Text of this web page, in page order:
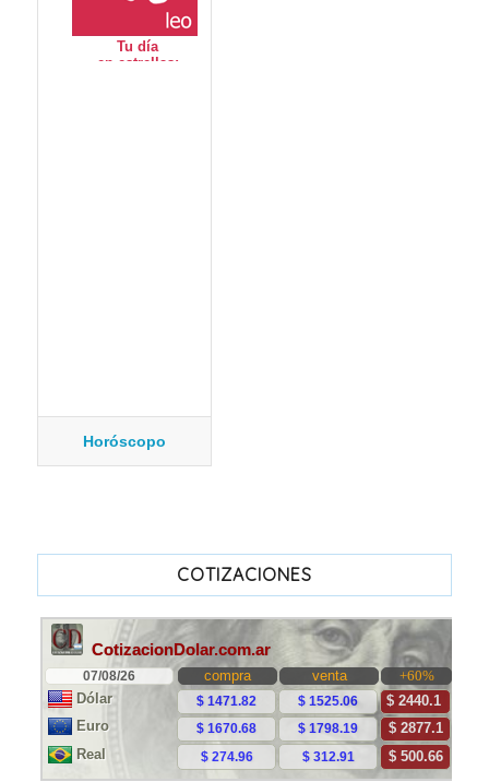
Horóscopo
COTIZACIONES